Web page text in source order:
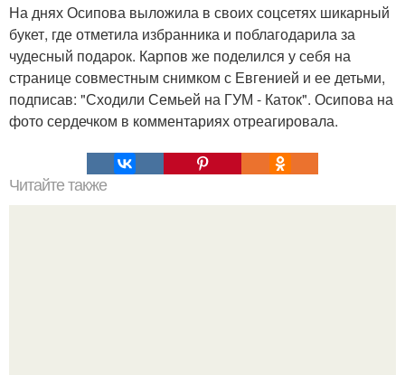
На днях Осипова выложила в своих соцсетях шикарный
букет, где отметила избранника и поблагодарила за
чудесный подарок. Карпов же поделился у себя на
странице совместным снимком с Евгенией и ее детьми,
подписав: "Сходили Семьей на ГУМ - Каток". Осипова на
фото сердечком в комментариях отреагировала.
Читайте также